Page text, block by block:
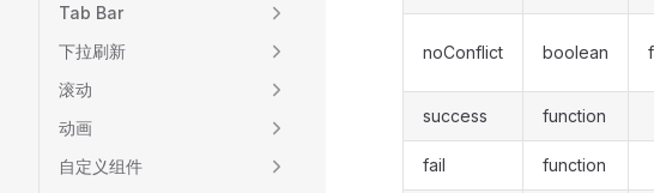
Tab Bar
下拉刷新
滚动
动画
自定义组件
noConflict boolean
success function
fail function